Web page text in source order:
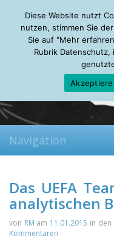
Thursday, 06.08.2026
Mein Account
Navigation
Das UEFA
analytischen
von RM am 11.01.2015 in den
Kommentaren
Diese Website nutzt
nutzen, stimmen Sie
Sie auf "Mehr
Rubrik